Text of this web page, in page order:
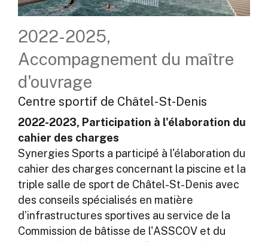
2022-2025,
Accompagnement du maître
d'ouvrage
Centre sportif de Châtel-St-Denis
2022-2023, Participation à l'élaboration du
cahier des charges
Synergies Sports a participé à l'élaboration du
cahier des charges concernant la piscine et la
triple salle de sport de Châtel-St-Denis avec
des conseils spécialisés en matière
d’infrastructures sportives au service de la
Commission de bâtisse de l'ASSCOV et du